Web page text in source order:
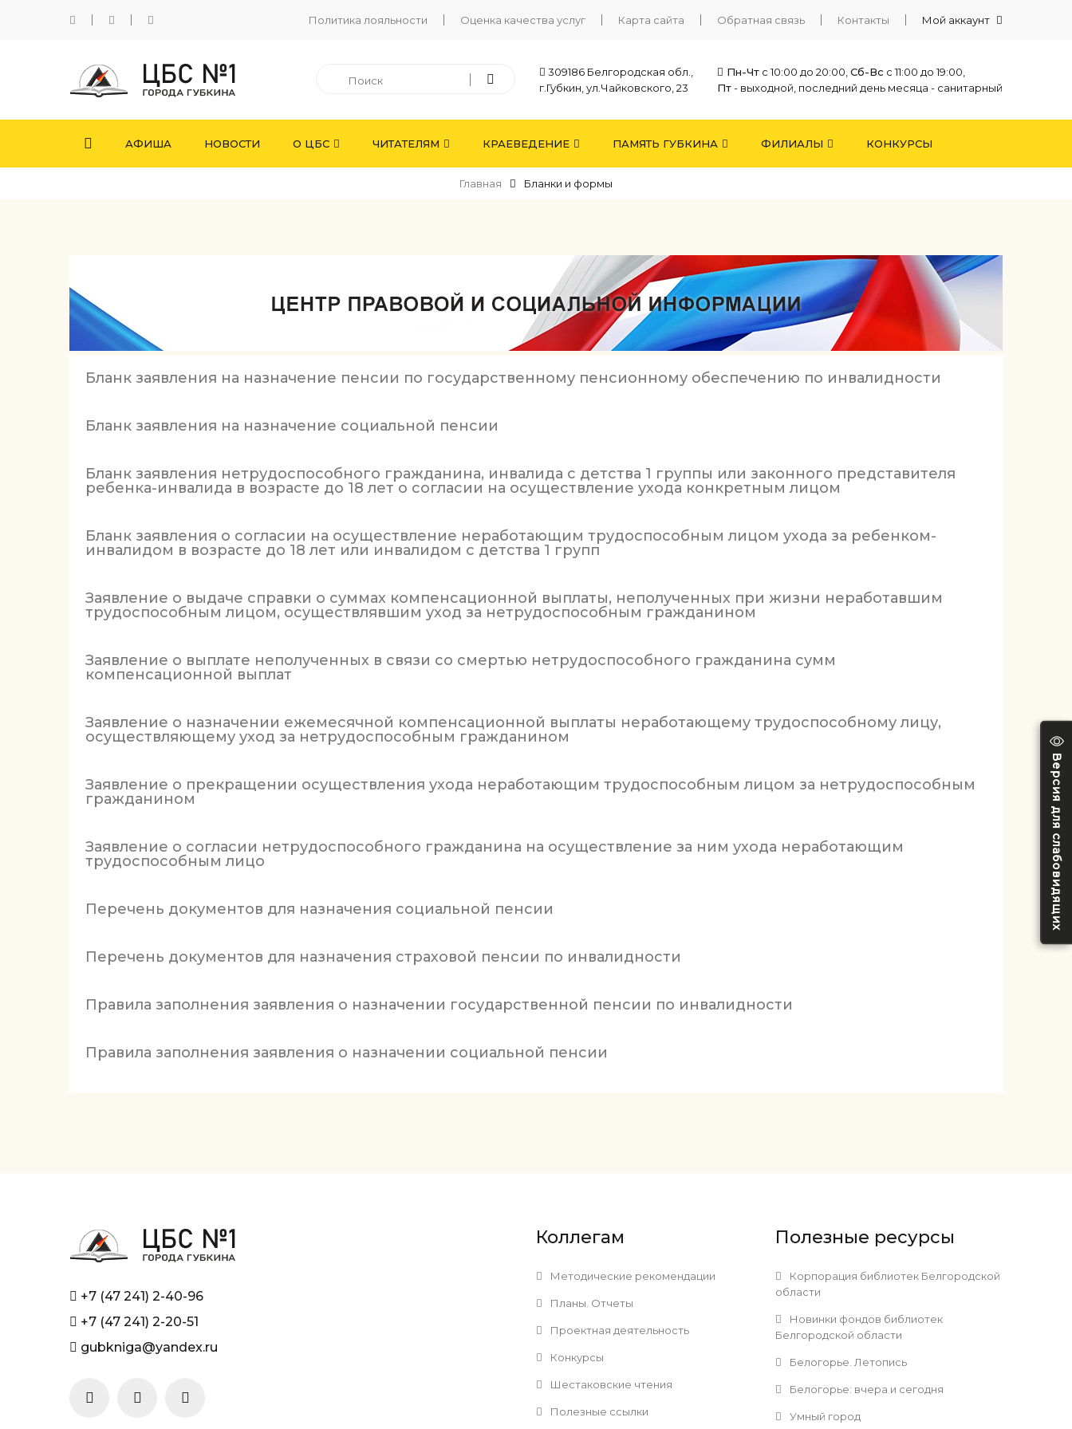
Политика лояльности Оценка качества услуг Карта сайта Обратная связь Контакты Мой аккаунт
309186 Белгородская обл.,
г.Губкин, ул.Чайковского, 23
Пн-Чт с 10:00 до 20:00, Сб-Вс с 11:00 до 19:00,
Пт- выходной, последний день месяца - санитарный
Версия для слабовидящих
АФИША НОВОСТИ О ЦБС ЧИТАТЕЛЯМ КРАЕВЕДЕНИЕ ПАМЯТЬ ГУБКИНА ФИЛИАЛЫ КОНКУРСЫ
Главная Бланки и формы
Бланк заявления на назначение пенсии по государственному пенсионному обеспечению по инвалидности
Бланк заявления на назначение социальной пенсии
Бланк заявления нетрудоспособного гражданина, инвалида с детства 1 группы или законного представителя
ребенка-инвалида в возрасте до 18 лет о согласии на осуществление ухода конкретным лицом
Бланк заявления о согласии на осуществление неработающим трудоспособным лицом ухода за ребенком-
инвалидом в возрасте до 18 лет или инвалидом с детства 1 групп
Заявление о выдаче справки о суммах компенсационной выплаты, неполученных при жизни неработавшим
трудоспособным лицом, осуществлявшим уход за нетрудоспособным гражданином
Заявление о выплате неполученных в связи со смертью нетрудоспособного гражданина сумм
компенсационной выплат
Заявление о назначении ежемесячной компенсационной выплаты неработающему трудоспособному лицу,
осуществляющему уход за нетрудоспособным гражданином
Заявление о прекращении осуществления ухода неработающим трудоспособным лицом за нетрудоспособным
гражданином
Заявление о согласии нетрудоспособного гражданина на осуществление за ним ухода неработающим
трудоспособным лицо
Перечень документов для назначения социальной пенсии
Перечень документов для назначения страховой пенсии по инвалидности
Правила заполнения заявления о назначении государственной пенсии по инвалидности
Правила заполнения заявления о назначении социальной пенсии
+7 (47 241) 2-40-96
+7 (47 241) 2-20-51
gubkniga@yandex.ru
Коллегам
Методические рекомендации
Планы. Отчеты
Проектная деятельность
Конкурсы
Шестаковские чтения
Полезные ссылки
Полезные ресурсы
Корпорация библиотек Белгородской
области
Новинки фондов библиотек
Белгородской области
Белогорье. Летопись
Белогорье: вчера и сегодня
Умный город